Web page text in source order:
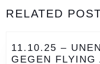
post:
RELATED
11.10.25 –
GEGEN FLYING